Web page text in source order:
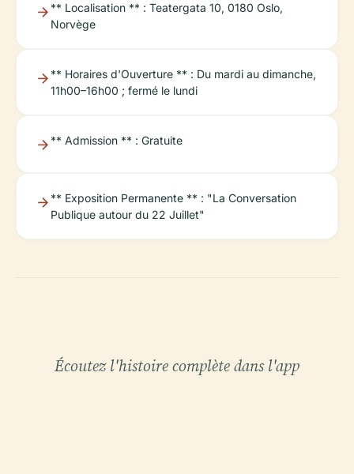
** Localisation ** : Teatergata 10, 0180 Oslo,
Norvège
** Horaires d'Ouverture ** : Du mardi au dimanche,
11h00–16h00 ; fermé le lundi
** Admission ** : Gratuite
** Exposition Permanente ** : "La Conversation
Publique autour du 22 Juillet"
Écoutez l'histoire complète dans l'app